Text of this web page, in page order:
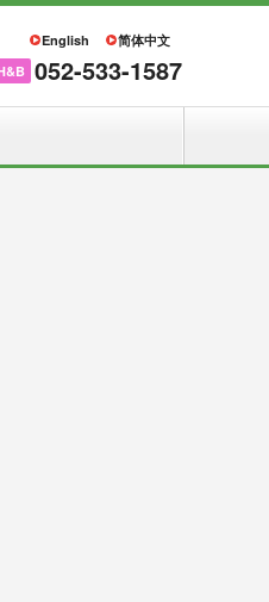
English
简体中文
052-533-1587